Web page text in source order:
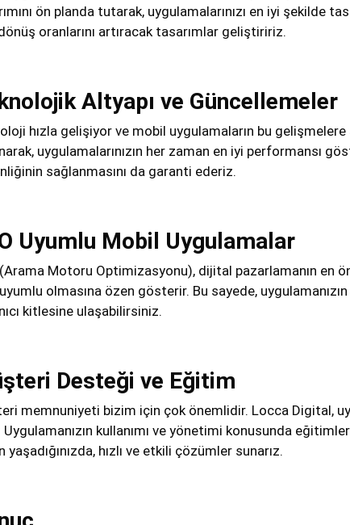
ön planda tutarak, uygulamalarınızı en iyi şekilde
oranlarını artıracak tasarımlar geliştiririz.
Altyapı ve Güncellemeler
hızla gelişiyor ve mobil uygulamaların bu
uygulamalarınızın her zaman en iyi performansı
sağlanmasını da garanti ederiz.
Uyumlu Mobil Uygulamalar
(Arama Motoru Optimizasyonu), dijital pazarlamanın en
olmasına özen gösterir. Bu sayede,
kitlesine ulaşabilirsiniz.
Desteği ve Eğitim
memnuniyeti bizim için çok önemlidir. Locca Digital,
Uygulamanızın kullanımı ve yönetimi konusunda
yaşadığınızda, hızlı ve etkili çözümler sunarız.